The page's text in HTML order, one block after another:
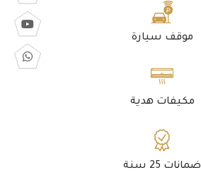
موقف سيارة
مكيفات هدية
ضمانات 25 سنة